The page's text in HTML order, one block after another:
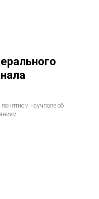
понятном научпопе об